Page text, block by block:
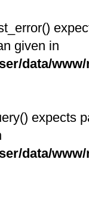
given in
data/
expects
data/